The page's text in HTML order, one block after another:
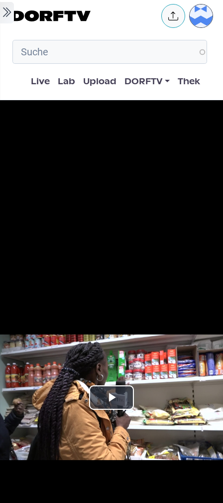
Skip to main content User
Hauptnavigation
Live Lab Upload DORFTV Thek
Play
Video